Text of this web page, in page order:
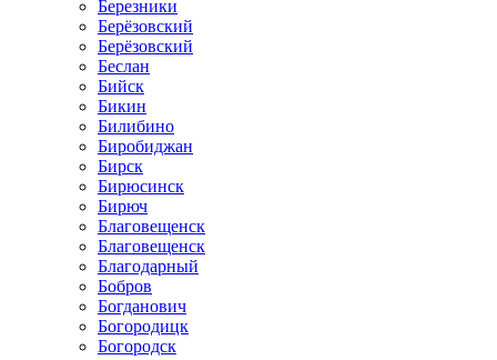
Березники
Берёзовский
Берёзовский
Беслан
Бийск
Бикин
Билибино
Биробиджан
Бирск
Бирюсинск
Бирюч
Благовещенск
Благовещенск
Благодарный
Бобров
Богданович
Богородицк
Богородск